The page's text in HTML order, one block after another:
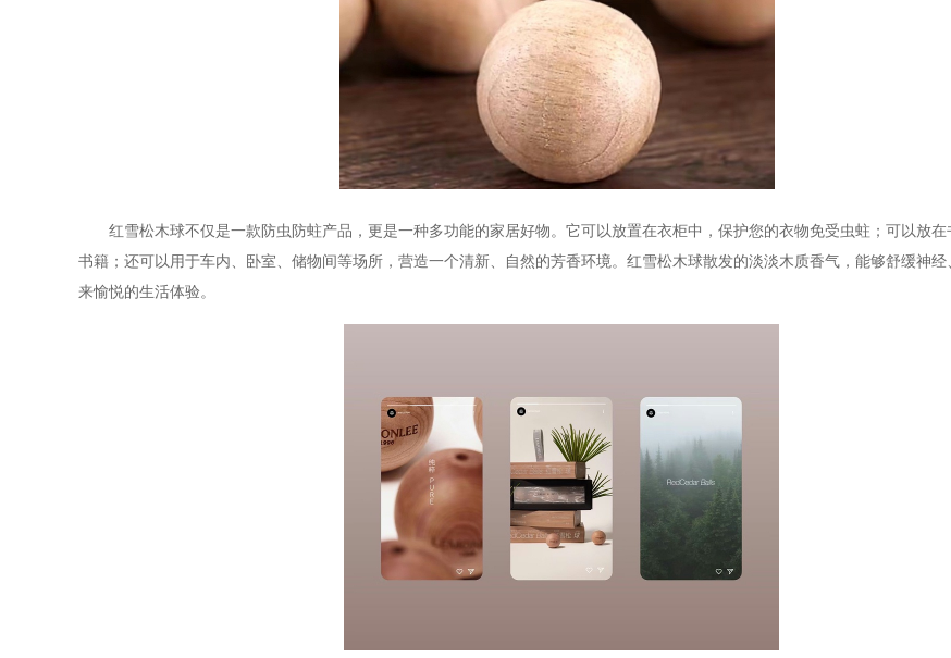
红雪松木球不仅是一款防虫防蛀产品，更是一种多功能的家居好物。它可以放置在衣柜中，保护您的衣物免受虫蛀；可以放在
书籍；还可以用于车内、卧室、储物间等场所，营造一个清新、自然的芳香环境。红雪松木球散发的淡淡木质香气，能够舒缓神
来愉悦的生活体验。